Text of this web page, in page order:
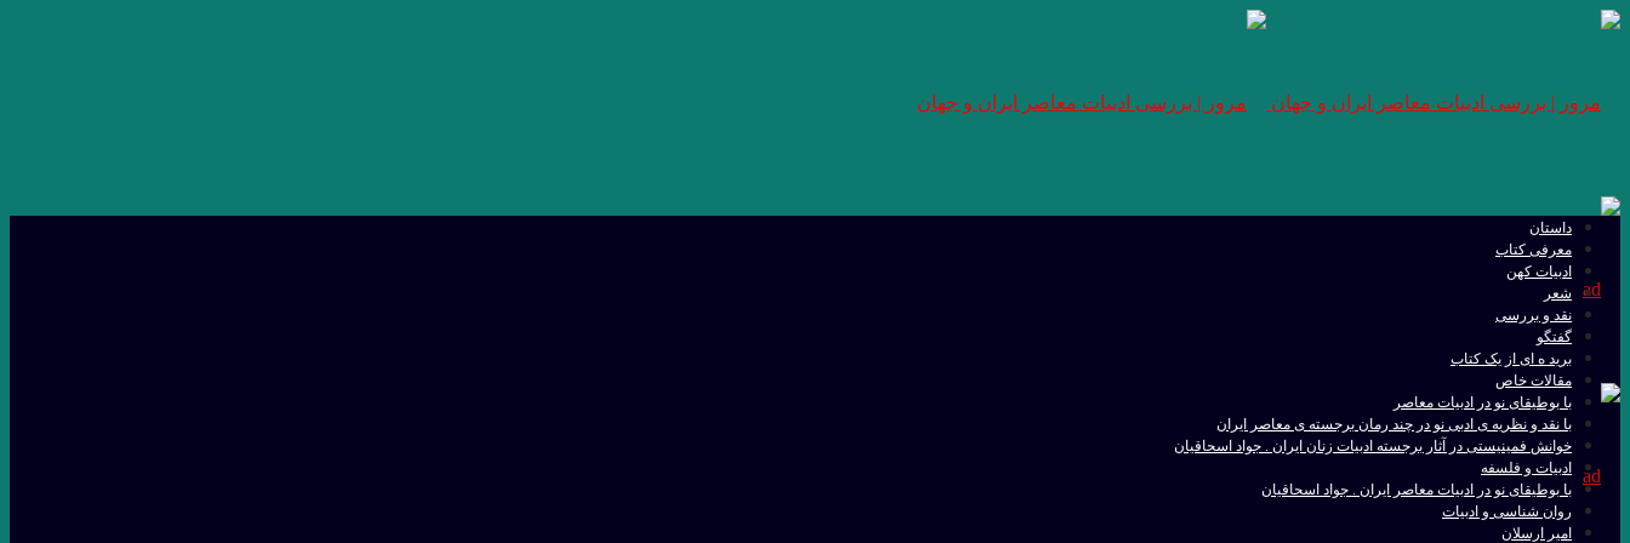
داستان
معرفی کتاب
ادبیات کهن
شعر
نقد و بررسی
گفتگو
برید ه ای از یک کتاب
مقالات خاص
با بوطیقای نو در ادبیات معاصر
با نقد و نظریه ی ادبی نو در چند رمان برجسته ی معاصر ایران
خوانش فمینیستی در آثار برجسته ادبیات زنان ایران . جواد اسحاقیان
ادبیات و فلسفه
با بوطیقای نو در ادبیات معاصر ایران . جواد اسحاقیان
روان شناسی و ادبیات
امیر ارسلان